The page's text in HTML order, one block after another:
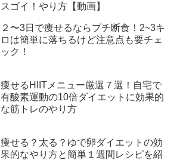
スゴイ！やり方【動画】
２〜3日で痩せるならプチ断食！2~3キ
ロは簡単に落ちるけど注意点も要チェ
ック！
痩せるHIITメニュー厳選７選！自宅で
有酸素運動の10倍ダイエットに効果的
な筋トレのやり方
痩せる？太る？ゆで卵ダイエットの効
果的なやり方と簡単１週間レシピを紹